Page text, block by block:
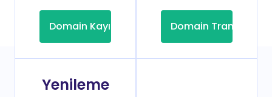
Domain Kayıt Domain Transfer
Yenileme